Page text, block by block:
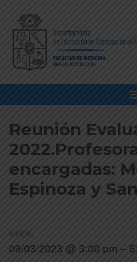
Reunión
encargadas:
Espinoza y
WHEN:
09/03/2023 @ 3:00 pm –